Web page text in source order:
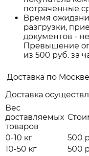
потраченные
Время
разгрузки,
документов -
Превышение
из 500 руб. за
Доставка по
Доставка
Вес
доставляемых
товаров
0-10 кг
500
10-50 кг
500